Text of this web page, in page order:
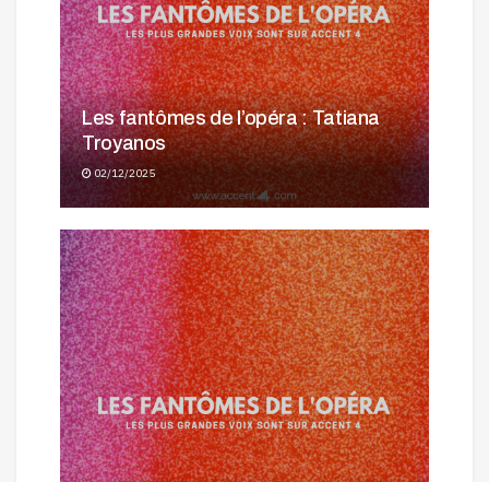
Les fantômes de l’opéra : Tatiana
Troyanos
02/12/2025